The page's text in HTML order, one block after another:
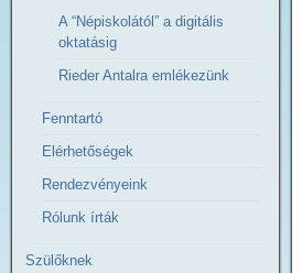
A “Népiskolától” a digitális
oktatásig
Rieder Antalra emlékezünk
Fenntartó
Elérhetőségek
Rendezvényeink
Rólunk írták
Szülőknek